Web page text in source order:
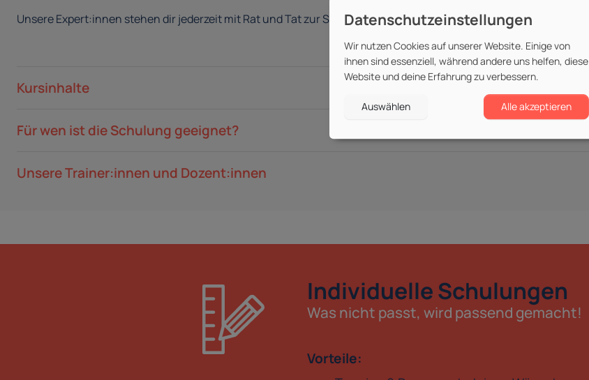
Unsere Expert:innen stehen dir jederzeit mit Rat und Tat zur Seite.
Kursinhalte
Für wen ist die Schulung geeignet?
Unsere Trainer:innen und Dozent:innen
Individuelle Schulungen
Was nicht passt, wird passend gemacht!
Vorteile:
Wir nutzen Cookies auf unserer Website. Einige von
ihnen sind essenziell, während andere uns helfen, diese
Website und deine Erfahrung zu verbessern.
Auswählen Alle akzeptieren